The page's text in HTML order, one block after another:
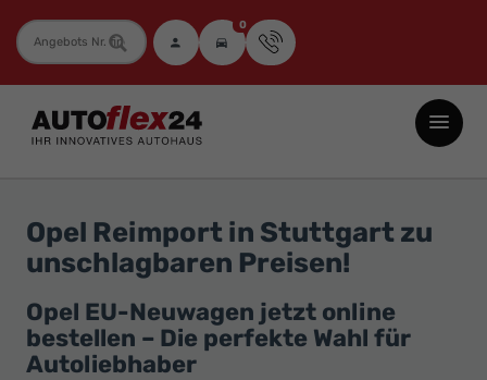
Fahrzeugnummer 0
Autoflex24
GmbH
Neuwagen
Jahreswagen
und
Gebrauchtwagen
zu
Opel Reimport in Stuttgart zu
unschlagbaren Preisen!
Opel EU-Neuwagen jetzt online
bestellen – Die perfekte Wahl für
Autoliebhaber